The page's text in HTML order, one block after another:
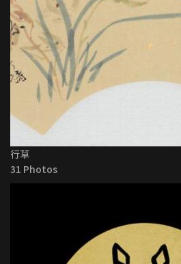
行草
31 Photos